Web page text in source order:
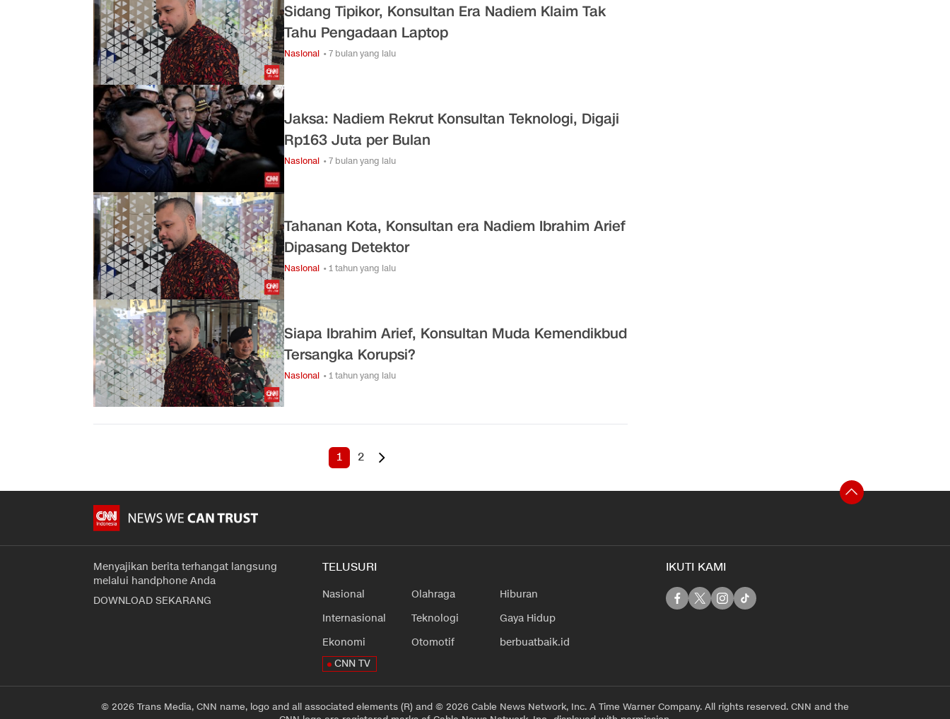
Sidang Tipikor, Konsultan Era Nadiem Klaim Tak
Tahu Pengadaan Laptop
Nasional • 7 bulan yang lalu
Jaksa: Nadiem Rekrut Konsultan Teknologi, Digaji
Rp163 Juta per Bulan
Nasional • 7 bulan yang lalu
Tahanan Kota, Konsultan era Nadiem Ibrahim Arief
Dipasang Detektor
Nasional • 1 tahun yang lalu
Siapa Ibrahim Arief, Konsultan Muda Kemendikbud
Tersangka Korupsi?
Nasional • 1 tahun yang lalu
1 2
Menyajikan berita terhangat langsung
melalui handphone Anda
DOWNLOAD SEKARANG
TELUSURI
Nasional
Internasional
Ekonomi
Olahraga
Teknologi
Otomotif
Hiburan
Gaya Hidup
berbuatbaik.id
CNN TV
IKUTI KAMI
© 2026 Trans Media, CNN name, logo and all associated elements (R) and © 2026 Cable News Network, Inc. A Time Warner Company. All rights reserved. CNN and the